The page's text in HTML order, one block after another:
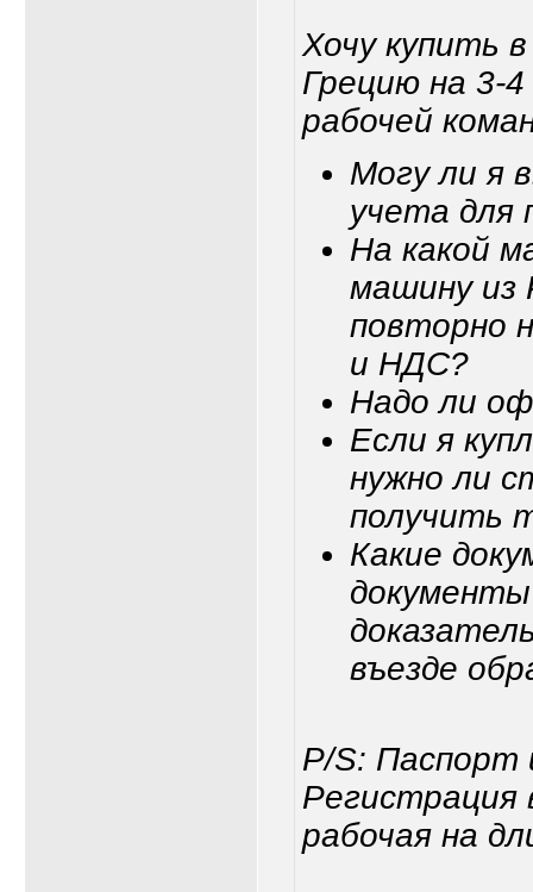
Хочу купить
Грецию на 3-4
рабочей
Могу ли я
учета для
На какой
машину из
повторно
и НДС?
Надо ли
Если я
нужно ли
получить
Какие
въезде
P/S: Паспорт
Регистрация
рабочая на